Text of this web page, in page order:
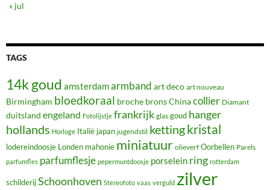
« jul
TAGS
14k goud amsterdamarmband art deco art nouveau
Birmingham bloedkoraal broche bronsChinacollier Diamant
duitsland engeland Fotolijstje frankrijk glas goud hanger
hollands Horloge Italië japan jugendstil ketting kristal
lodereindoosje Londen mahonie miniatuur olieverf Oorbellen Parels
parfumfles parfumflesje pepermuntdoosje porselein ring rotterdam
schilderijSchoonhoven Stereofoto vaas verguld zilver